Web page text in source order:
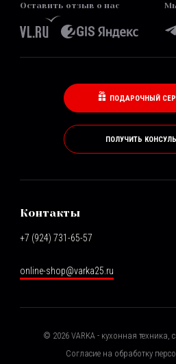
Оставить отзыв о нас
ПОДАРОЧНЫЙ
ПОЛУЧИТЬ
Контакты
+7 (924) 731-65-57
online-shop@varka25.ru
© 2026VARKA - кухонная техника,
Согласие на обработку